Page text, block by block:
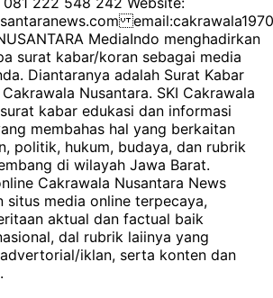
MediaIndo menghadirkan
surat kabar/koran sebagai media
Diantaranya adalah Surat Kabar
Nusantara. SKI Cakrawala
kabar edukasi dan informasi
membahas hal yang berkaitan
politik, hukum, budaya, dan rubrik
di wilayah Jawa Barat.
Cakrawala Nusantara News
situs media online terpecaya,
aktual dan factual baik
dal rubrik laiinya yang
iklan, serta konten dan